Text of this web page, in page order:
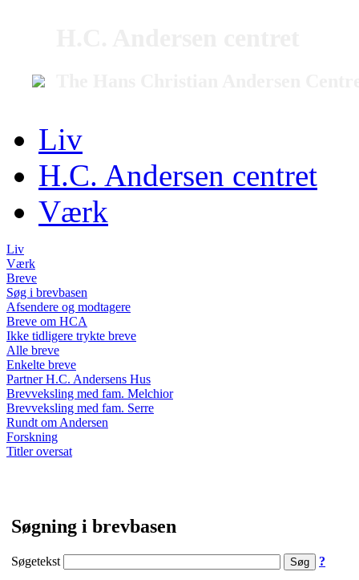
Liv
H.C. Andersen centret
Værk
Liv
Værk
Breve
Søg i brevbasen
Afsendere og modtagere
Breve om HCA
Ikke tidligere trykte breve
Alle breve
Enkelte breve
Partner H.C. Andersens Hus
Brevveksling med fam. Melchior
Brevveksling med fam. Serre
Rundt om Andersen
Forskning
Titler oversat
Søgning i brevbasen
Søgetekst ?